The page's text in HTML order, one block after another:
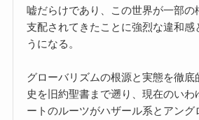
嘘だらけであり、この世界が一部の
支配されてきたことに強烈な違和感
うになる。
グローバリズムの根源と実態を徹底
史を旧約聖書まで遡り、現在のいわ
ートのルーツがハザール系とアング